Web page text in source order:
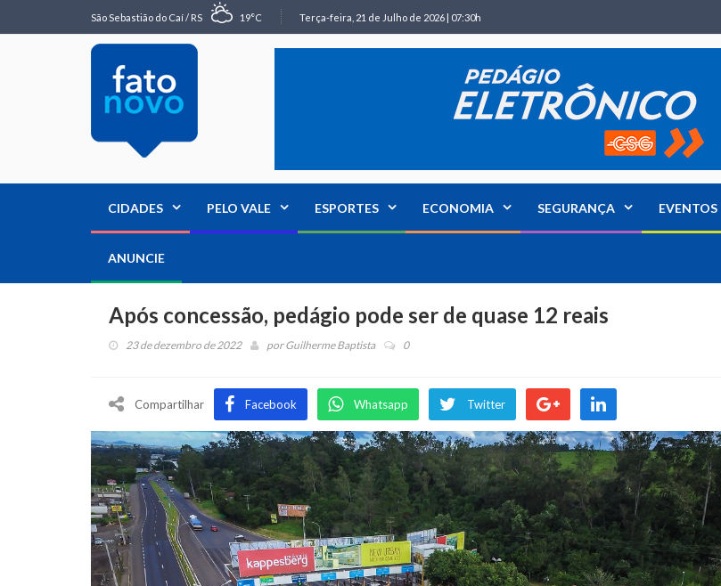
São Sebastião do Caí / RS 19°C Terça-feira, 21 de Julho de 2026 | 07:30h
CIDADES PELO VALE ESPORTES ECONOMIA SEGURANÇA EVENTOS
ANUNCIE
Após concessão, pedágio pode ser de quase 12 reais
23 de dezembro de 2022 porGuilherme Baptista 0
Compartilhar Facebook Whatsapp Twitter